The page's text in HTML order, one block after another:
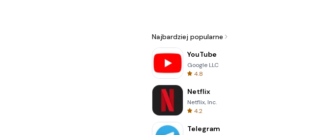
Najbardziej popularne
YouTube
Google LLC
4.8
Netflix
Netflix, Inc.
4.2
Telegram